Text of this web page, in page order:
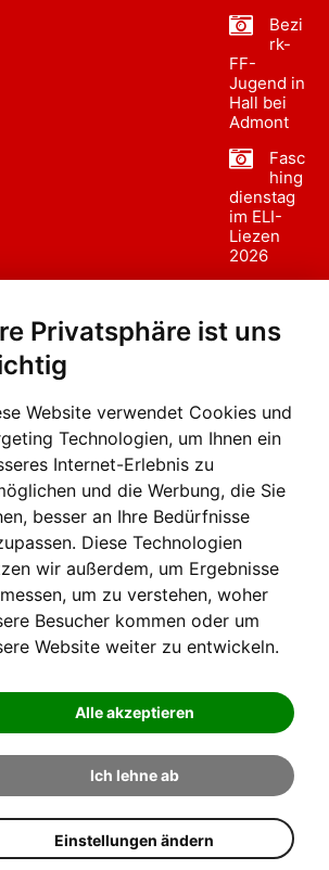
Privatsphäre ist uns
Website verwendet Cookies und
Technologien, um Ihnen ein
Internet-Erlebnis zu
und die Werbung, die Sie
besser an Ihre Bedürfnisse
Diese Technologien
wir außerdem, um Ergebnisse
um zu verstehen, woher
Besucher kommen oder um
Website weiter zu entwickeln.
Alle akzeptieren
Ich lehne ab
Einstellungen ändern
Bezi
rk-
FF-
Jugend in
Hall bei
Admont
Fasc
hing
dienstag
im ELI-
Liezen
2026
sumzug
Liezen
Auf BLO24.at werben?
+43 (0)664 2226600
Login Impressum
Datenschutz
– Bezirk Liezen Online |